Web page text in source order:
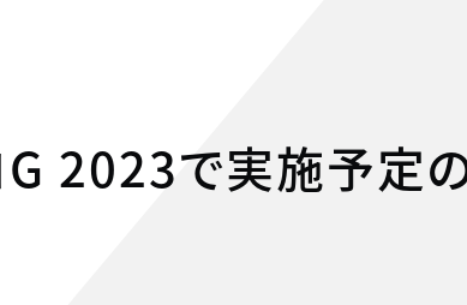
G 2023で実施予定